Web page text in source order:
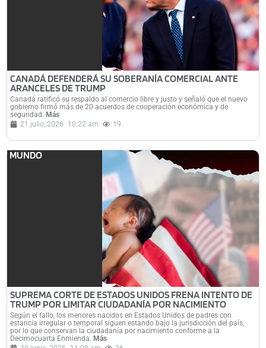
CANADÁ DEFENDERÁ SU SOBERANÍA COMERCIAL ANTE
ARANCELES DE TRUMP
Canadá ratificó su respaldo al comercio libre y justo y señaló que el nuevo
gobierno firmó más de 20 acuerdos de cooperación económica y de
seguridad.Más
21 julio, 2026
10:22 am 19
MUNDO
SUPREMA CORTE DE ESTADOS UNIDOS FRENA INTENTO DE
TRUMP POR LIMITAR CIUDADANÍA POR NACIMIENTO
Según el fallo, los menores nacidos en Estados Unidos de padres con
estancia irregular o temporal siguen estando bajo la jurisdicción del país,
por lo que conservan la ciudadanía por nacimiento conforme a la
Decimocuarta Enmienda.Más